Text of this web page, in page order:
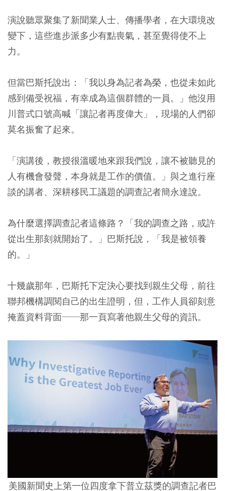
演說聽眾聚集了新聞業人士、傳播學者，在大環境改
變下，這些進步派多少有點喪氣，甚至覺得使不上
力。
但當巴斯托說出：「我以身為記者為榮，也從未如此
感到備受祝福，有幸成為這個群體的一員。」他沒用
川普式口號高喊「讓記者再度偉大」，現場的人們卻
莫名振奮了起來。
「演講後，教授很溫暖地來跟我們說，讓不被聽見的
人有機會發聲，本身就是工作的價值。」與之進行座
談的講者、深耕移民工議題的調查記者簡永達說。
為什麼選擇調查記者這條路？「我的調查之路，或許
從出生那刻就開始了。」巴斯托說，「我是被領養
的。」
十幾歲那年，巴斯托下定決心要找到親生父母，前往
聯邦機構調閱自己的出生證明，但，工作人員卻刻意
掩蓋資料背面──那一頁寫著他親生父母的資訊。
美國新聞史上第一位四度拿下普立茲獎的調查記者巴